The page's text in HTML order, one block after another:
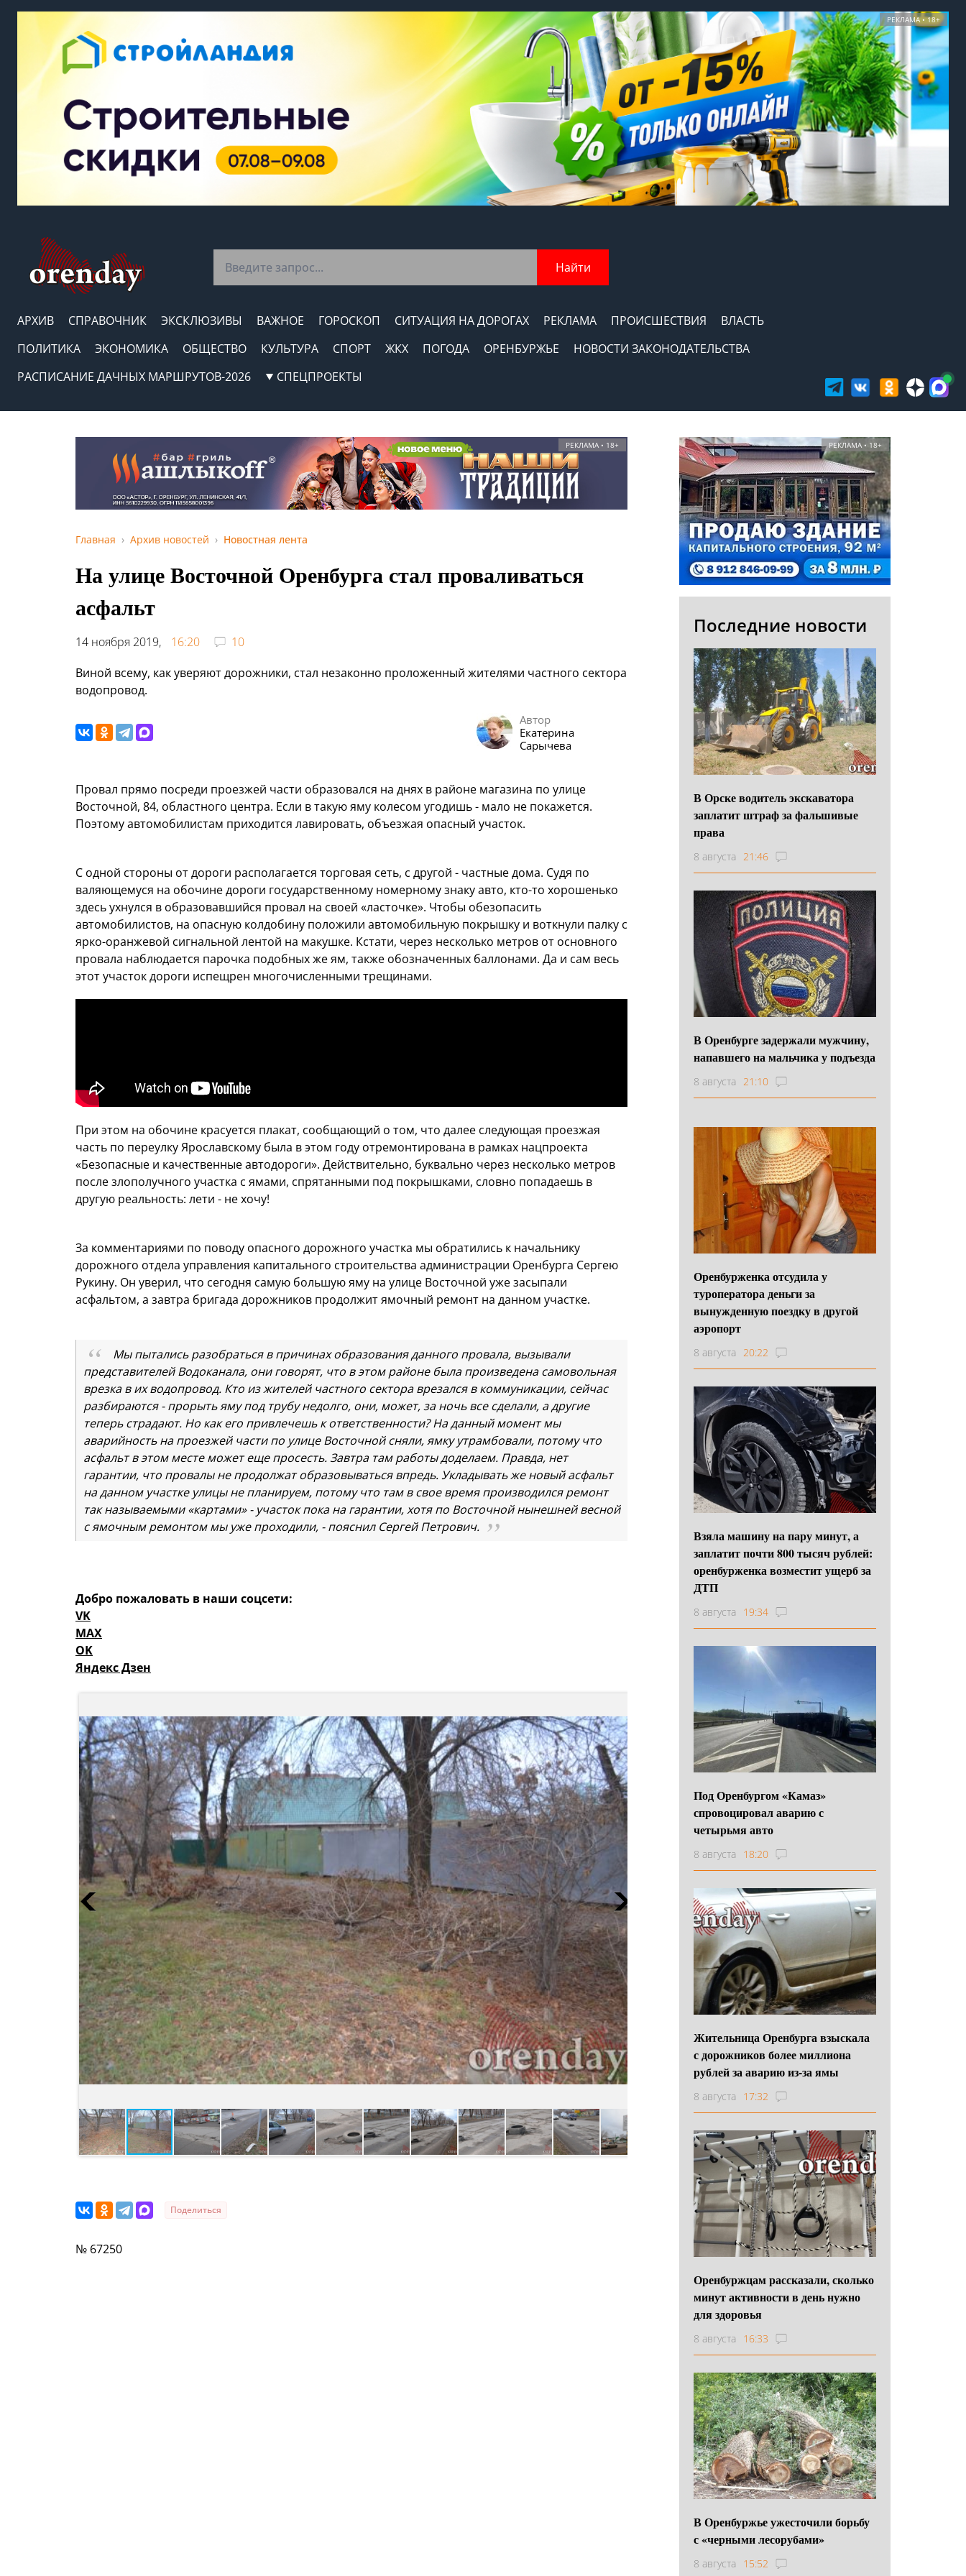
РЕКЛАМА • 18+
Найти
АРХИВ СПРАВОЧНИК ЭКСКЛЮЗИВЫ ВАЖНОЕ ГОРОСКОП СИТУАЦИЯ НА ДОРОГАХ РЕКЛАМА ПРОИСШЕСТВИЯ
ВЛАСТЬ
ПОЛИТИКА
ЭКОНОМИКА ОБЩЕСТВО КУЛЬТУРА СПОРТ ЖКХ ПОГОДА ОРЕНБУРЖЬЕ
НОВОСТИ ЗАКОНОДАТЕЛЬСТВА
РАСПИСАНИЕ ДАЧНЫХ МАРШРУТОВ-2026
СПЕЦПРОЕКТЫ
РЕКЛАМА • 18+
Главная Архив новостей Новостная лента
На улице Восточной Оренбурга стал проваливаться
асфальт
14 ноября 2019, 16:20
10
Виной всему, как уверяют дорожники, стал незаконно проложенный жителями частного сектора
водопровод.
Автор
Екатерина
Сарычева
Провал прямо посреди проезжей части образовался на днях в районе магазина по улице
Восточной, 84, областного центра. Если в такую яму колесом угодишь - мало не покажется.
Поэтому автомобилистам приходится лавировать, объезжая опасный участок.
С одной стороны от дороги располагается торговая сеть, с другой - частные дома. Судя по
валяющемуся на обочине дороги государственному номерному знаку авто, кто-то хорошенько
здесь ухнулся в образовавшийся провал на своей «ласточке». Чтобы обезопасить
автомобилистов, на опасную колдобину положили автомобильную покрышку и воткнули палку с
ярко-оранжевой сигнальной лентой на макушке. Кстати, через несколько метров от основного
провала наблюдается парочка подобных же ям, также обозначенных баллонами. Да и сам весь
этот участок дороги испещрен многочисленными трещинами.
При этом на обочине красуется плакат, сообщающий о том, что далее следующая проезжая
часть по переулку Ярославскому была в этом году отремонтирована в рамках нацпроекта
«Безопасные и качественные автодороги». Действительно, буквально через несколько метров
после злополучного участка с ямами, спрятанными под покрышками, словно попадаешь в
другую реальность: лети - не хочу!
За комментариями по поводу опасного дорожного участка мы обратились к начальнику
дорожного отдела управления капитального строительства администрации Оренбурга Сергею
Рукину. Он уверил, что сегодня самую большую яму на улице Восточной уже засыпали
асфальтом, а завтра бригада дорожников продолжит ямочный ремонт на данном участке.
Мы пытались разобраться в причинах образования данного провала, вызывали
представителей Водоканала, они говорят, что в этом районе была произведена самовольная
врезка в их водопровод. Кто из жителей частного сектора врезался в коммуникации, сейчас
разбираются - прорыть яму под трубу недолго, они, может, за ночь все сделали, а другие
теперь страдают. Но как его привлечешь к ответственности? На данный момент мы
аварийность на проезжей части по улице Восточной сняли, ямку утрамбовали, потому что
асфальт в этом месте может еще просесть. Завтра там работы доделаем. Правда, нет
гарантии, что провалы не продолжат образовываться впредь. Укладывать же новый асфальт
на данном участке улицы не планируем, потому что там в свое время производился ремонт
так называемыми «картами» - участок пока на гарантии, хотя по Восточной нынешней весной
с ямочным ремонтом мы уже проходили, - пояснил Сергей Петрович.
Добро пожаловать в наши соцсети:
VK
MAX
OK
Яндекс Дзен
Поделиться
№ 67250
РЕКЛАМА • 18+
Последние новости
В Орске водитель экскаватора
заплатит штраф за фальшивые
права
8 августа 21:46
В Оренбурге задержали мужчину,
напавшего на мальчика у подъезда
8 августа 21:10
Оренбурженка отсудила у
туроператора деньги за
вынужденную поездку в другой
аэропорт
8 августа 20:22
Взяла машину на пару минут, а
заплатит почти 800 тысяч рублей:
оренбурженка возместит ущерб за
ДТП
8 августа 19:34
Под Оренбургом «Камаз»
спровоцировал аварию с
четырьмя авто
8 августа 18:20
Жительница Оренбурга взыскала
с дорожников более миллиона
рублей за аварию из-за ямы
8 августа 17:32
Оренбуржцам рассказали, сколько
минут активности в день нужно
для здоровья
8 августа 16:33
В Оренбуржье ужесточили борьбу
с «черными лесорубами»
8 августа 15:52